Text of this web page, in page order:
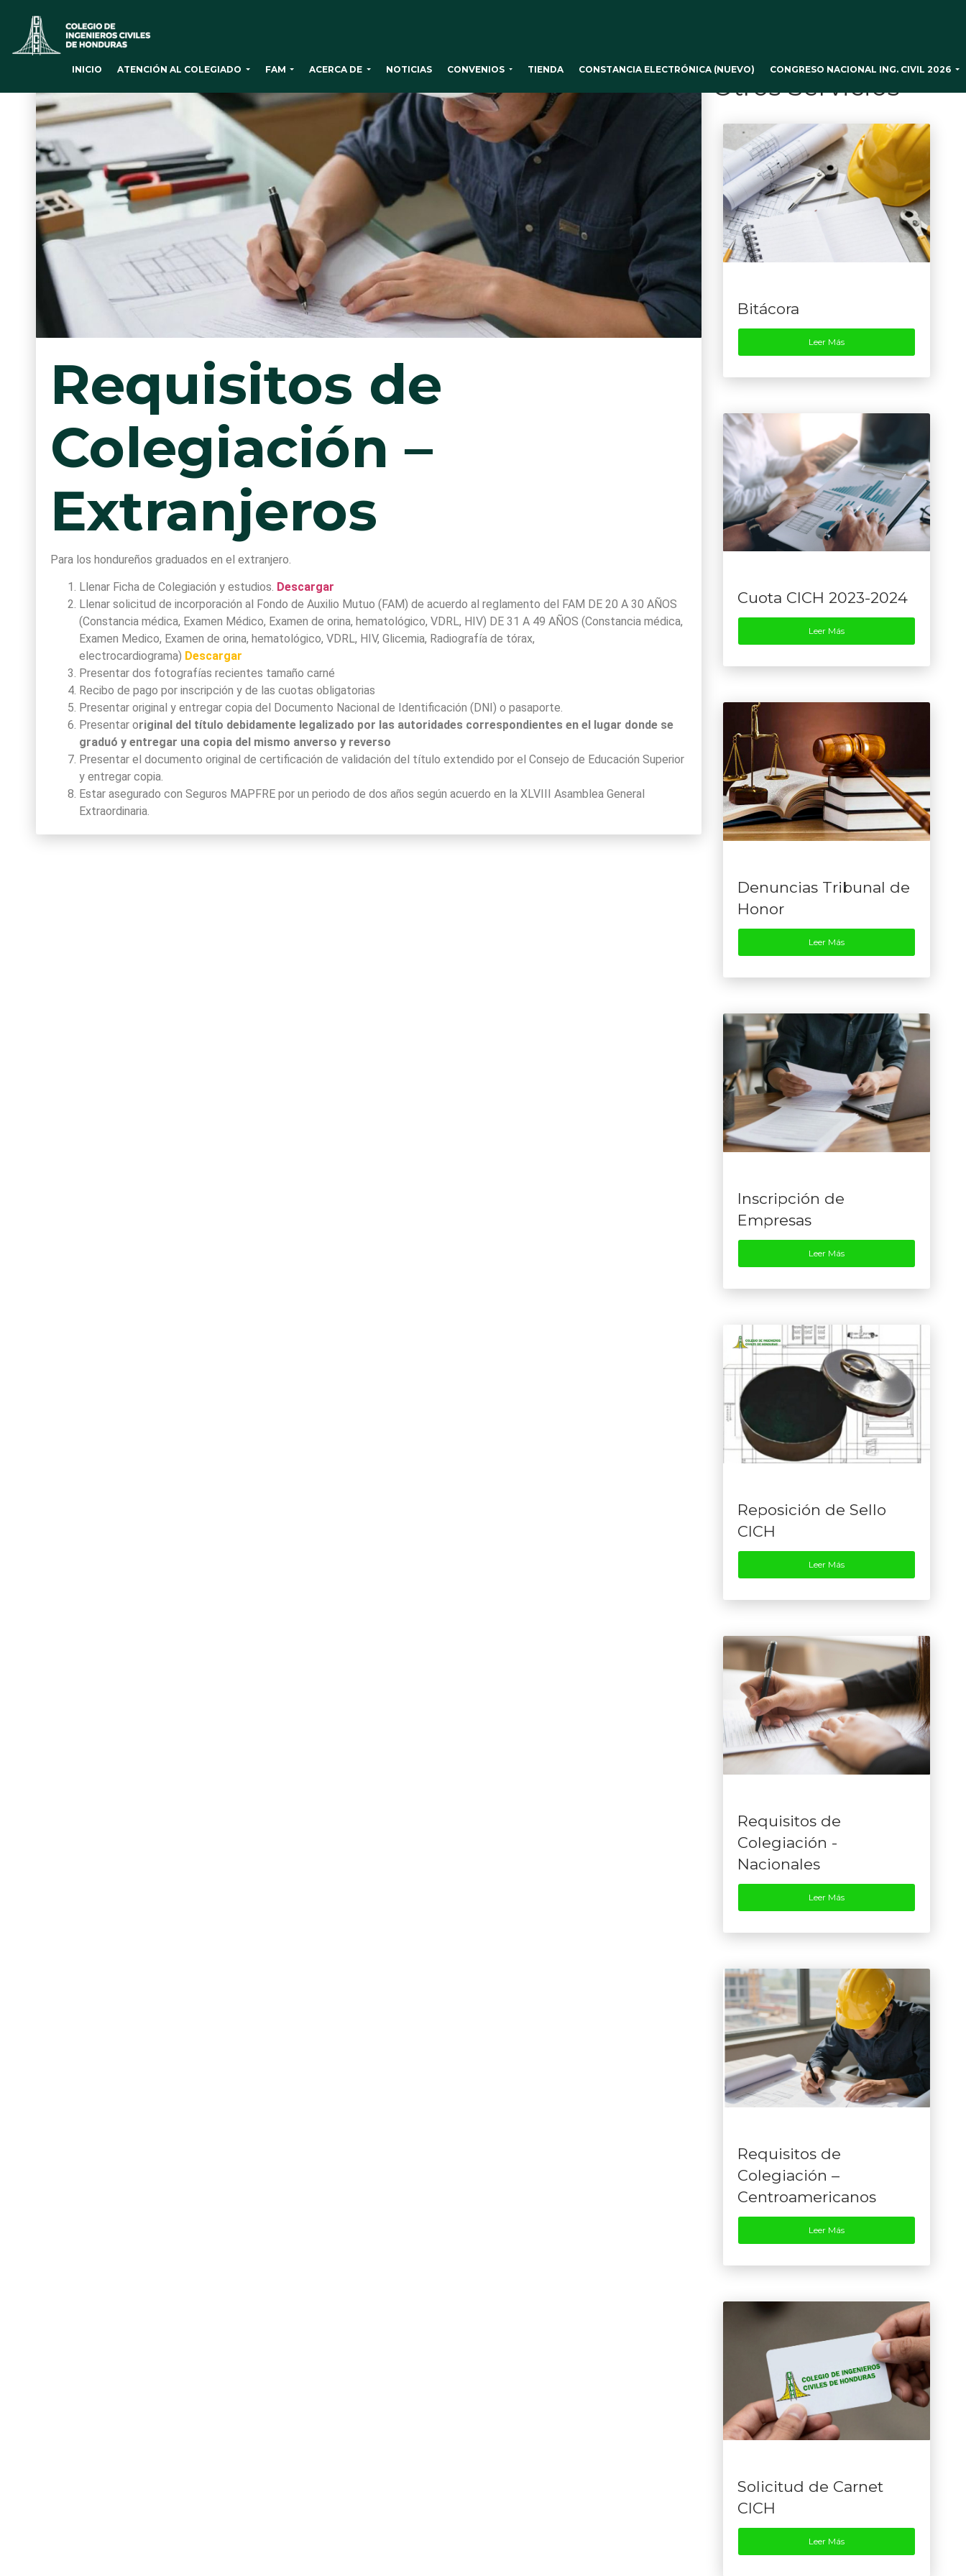
INICIO ATENCIÓN AL COLEGIADO FAM ACERCA DE NOTICIAS CONVENIOS TIENDA CONSTANCIA ELECTRÓNICA (NUEVO) CONGRESO NACIONAL ING. CIVIL 2026
Requisitos de
Colegiación –
Extranjeros
Para los hondureños graduados en el extranjero.
Llenar Ficha de Colegiación y estudios. Descargar
Llenar solicitud de incorporación al Fondo de Auxilio Mutuo (FAM) de acuerdo al reglamento del FAM DE 20 A 30 AÑOS
(Constancia médica, Examen Médico, Examen de orina, hematológico, VDRL, HIV) DE 31 A 49 AÑOS (Constancia médica,
Examen Medico, Examen de orina, hematológico, VDRL, HIV, Glicemia, Radiografía de tórax,
electrocardiograma) Descargar
Presentar dos fotografías recientes tamaño carné
Recibo de pago por inscripción y de las cuotas obligatorias
Presentar original y entregar copia del Documento Nacional de Identificación (DNI) o pasaporte.
Presentar original del título debidamente legalizado por las autoridades correspondientes en el lugar donde se
graduó y entregar una copia del mismo anverso y reverso
Presentar el documento original de certificación de validación del título extendido por el Consejo de Educación Superior
y entregar copia.
Estar asegurado con Seguros MAPFRE por un periodo de dos años según acuerdo en la XLVIII Asamblea General
Extraordinaria.
Otros Servicios
Bitácora
Leer Más
Cuota CICH 2023-2024
Leer Más
Denuncias Tribunal de
Honor
Leer Más
Inscripción de
Empresas
Leer Más
Reposición de Sello
CICH
Leer Más
Requisitos de
Colegiación -
Nacionales
Leer Más
Requisitos de
Colegiación –
Centroamericanos
Leer Más
Solicitud de Carnet
CICH
Leer Más